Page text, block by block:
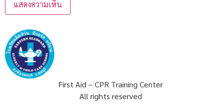
First Aid – CPR Training Center
All rights reserved